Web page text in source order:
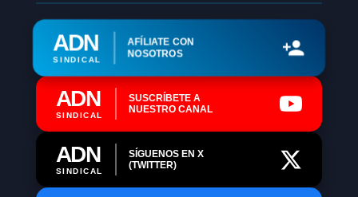
ADN
SINDICAL
AFÍLIATE CON
NOSOTROS
ADN
SINDICAL
SUSCRÍBETE A
NUESTRO CANAL
ADN
SINDICAL
SÍGUENOS EN X
(TWITTER)